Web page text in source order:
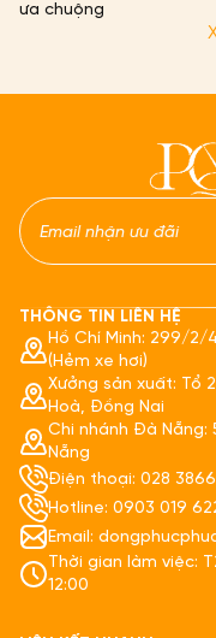
ưa chuộng
THÔNG TIN LIÊN HỆ
Hồ Chí Minh: 299/2/
(Hẻm xe hơi)
Xưởng sản xuất: Tổ
Hoà, Đồng Nai
Chi nhánh Đà Nẵng:
Nẵng
Điện thoại: 028 3866
Hotline: 0903 019
Email:
Thời gian làm việc:
12:00